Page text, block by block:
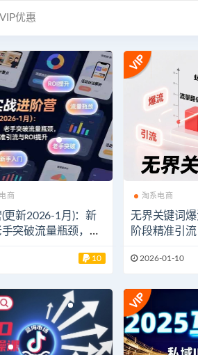
VIP优惠
商
更新2026-1月)：新
突破流量瓶颈，实
10
淘系电商
无界关键词爆
阶段精准引
2026-01-10